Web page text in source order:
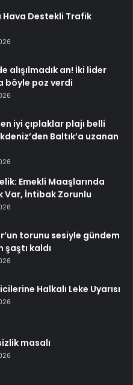
Hava Destekli Trafik
alışılmadık an! İki lider
böyle poz verdi
en iyi çıplaklar plajı belli
Baltık’a uzanan
Emekli Maaşlarında
Var, İntibak Zorunlu
torunu sesiyle gündem
şaştı kaldı
Halkalı Leke Uyarısı
masalı